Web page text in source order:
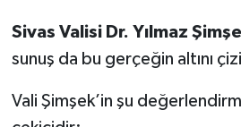
Sivas Valisi Dr. Yılmaz
sunuş da bu gerçeğin altını
Vali Şimşek’in şu